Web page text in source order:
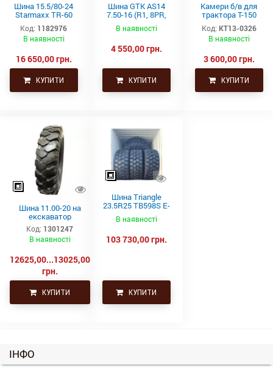
Шина 15.5/80-24
Starmaxx TR-60
(16PR, 163A8, TL)
Код: 1182976
В наявності
16 650,00 грн.
КУПИТИ
Шина GTK AS14
7.50-16 (R1, 8PR,
TT)
В наявності
4 550,00 грн.
КУПИТИ
Камери б/в для
трактора Т-150
21.3-24 (530-610)
СНГ товсті
Код: КТ13-0326
В наявності
3 600,00 грн.
КУПИТИ
Шина 11.00-20 на
екскаватор
Код: 1301247
В наявності
12625,00...13025,00
грн.
КУПИТИ
Шина Triangle
23.5R25 TB598S E-
4 201A2/185B
В наявності
103 730,00 грн.
КУПИТИ
ІНФО